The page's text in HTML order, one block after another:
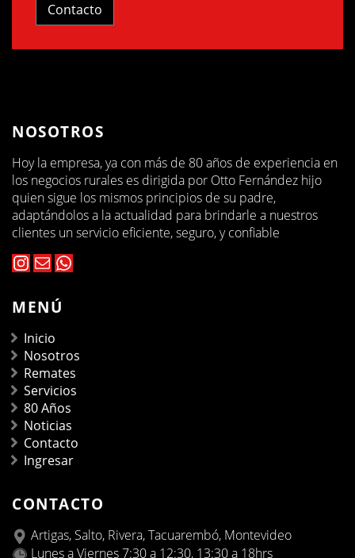
Contacto
NOSOTROS
Hoy la empresa, ya con más de 80 años de experiencia en
los negocios rurales es dirigida por Otto Fernández hijo
quien sigue los mismos principios de su padre,
adaptándolos a la actualidad para brindarle a nuestros
clientes un servicio eficiente, seguro, y confiable
MENÚ
Inicio
Nosotros
Remates
Servicios
80 Años
Noticias
Contacto
Ingresar
CONTACTO
Artigas, Salto, Rivera, Tacuarembó, Montevideo
Lunes a Viernes 7:30 a 12:30, 13:30 a 18hrs